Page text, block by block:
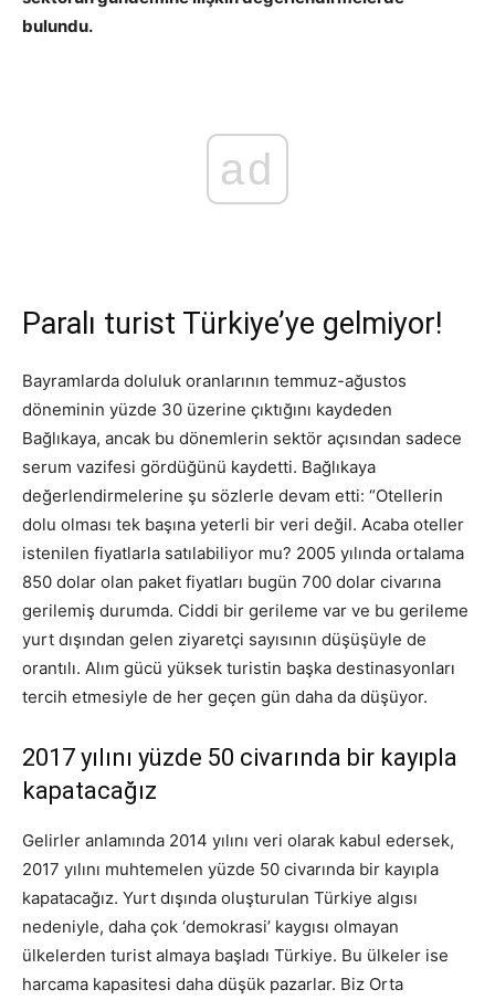
bulundu.
ad
Paralı turist Türkiye’ye gelmiyor!
Bayramlarda doluluk oranlarının temmuz-ağustos
döneminin yüzde 30 üzerine çıktığını kaydeden
Bağlıkaya, ancak bu dönemlerin sektör açısından sadece
serum vazifesi gördüğünü kaydetti. Bağlıkaya
değerlendirmelerine şu sözlerle devam etti: “Otellerin
dolu olması tek başına yeterli bir veri değil. Acaba oteller
istenilen fiyatlarla satılabiliyor mu? 2005 yılında ortalama
850 dolar olan paket fiyatları bugün 700 dolar civarına
gerilemiş durumda. Ciddi bir gerileme var ve bu gerileme
yurt dışından gelen ziyaretçi sayısının düşüşüyle de
orantılı. Alım gücü yüksek turistin başka destinasyonları
tercih etmesiyle de her geçen gün daha da düşüyor.
2017 yılını yüzde 50 civarında bir kayıpla
kapatacağız
Gelirler anlamında 2014 yılını veri olarak kabul edersek,
2017 yılını muhtemelen yüzde 50 civarında bir kayıpla
kapatacağız. Yurt dışında oluşturulan Türkiye algısı
nedeniyle, daha çok ‘demokrasi’ kaygısı olmayan
ülkelerden turist almaya başladı Türkiye. Bu ülkeler ise
harcama kapasitesi daha düşük pazarlar. Biz Orta